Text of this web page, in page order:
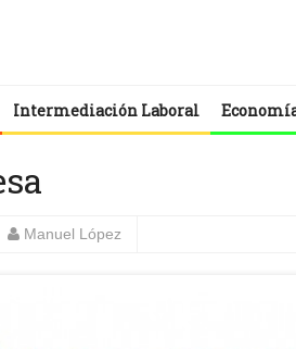
Intermediación Laboral
Manuel López